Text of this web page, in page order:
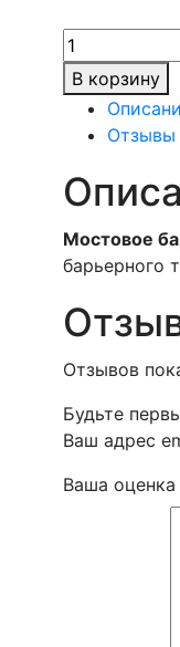
Количество
товара
Мостовое
барьерное
ограждение
11МО-4
В корзину
Отзывы
Мостовое
барьерного
Отзывов
Будьте
Ваш адрес
Ваша оценка